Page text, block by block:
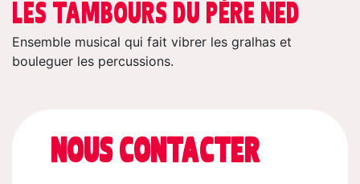
LES TAMBOURS DU PÈRE NED
Ensemble musical qui fait vibrer les gralhas et
bouleguer les percussions.
NOUS CONTACTER